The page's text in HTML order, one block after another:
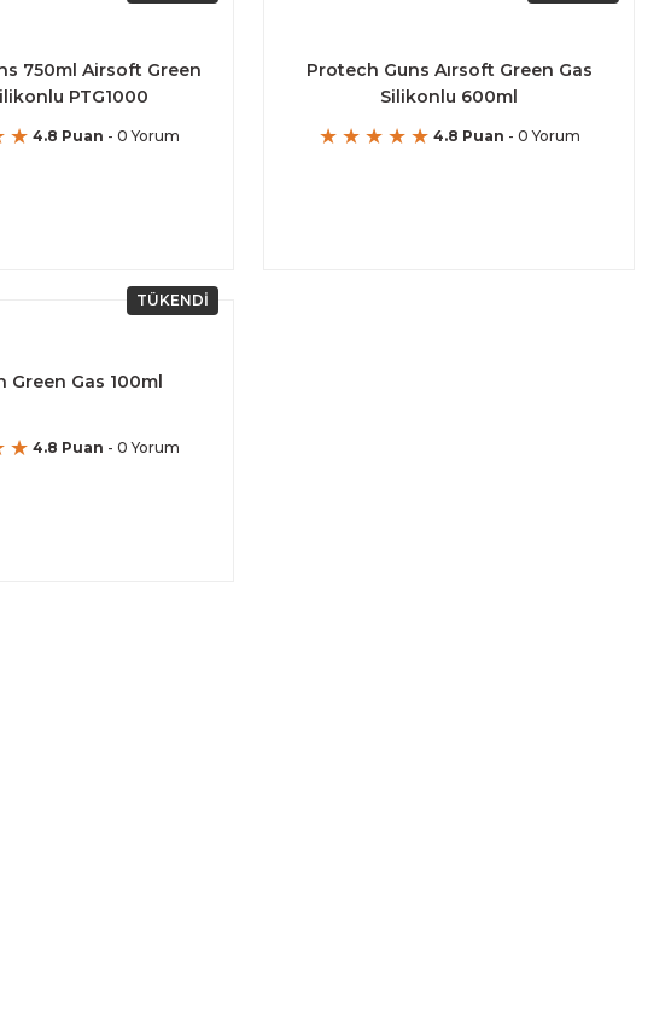
750ml Airsoft Green
PTG1000
4.8 Puan - 0 Yorum
Protech Guns Aırsoft Green Gas
Silikonlu 600ml
4.8 Puan - 0 Yorum
TÜKENDİ
Green Gas 100ml
4.8 Puan - 0 Yorum